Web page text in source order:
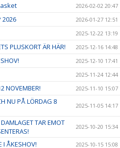
2026-02-02 20:47
2026 2026-01-27 12:51
2025-12-22 13:19
PLUSKORT ÄR HÄR! 2025-12-16 14:48
2025-12-10 17:41
2025-11-24 12:44
NOVEMBER! 2025-11-10 15:07
NU PÅ LÖRDAG 8
2025-11-05 14:17
TAR EMOT
2025-10-20 15:34
I ÅKESHOV! 2025-10-15 15:08